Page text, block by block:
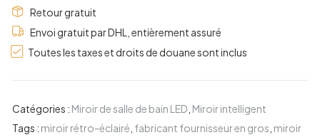
Retour gratuit
Envoi gratuit par DHL, entièrement assuré
Toutes les taxes et droits de douane sont inclus
Catégories : Miroir de salle de bain LED Miroir intelligent
Tags : miroir rétro-éclairé fabricant fournisseur en gros miroir